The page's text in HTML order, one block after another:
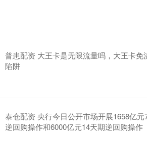
普患配资 大王卡是无限流量吗，大王卡免
陷阱
泰仓配资 央行今日公开市场开展1658亿元
逆回购操作和6000亿元14天期逆回购操作